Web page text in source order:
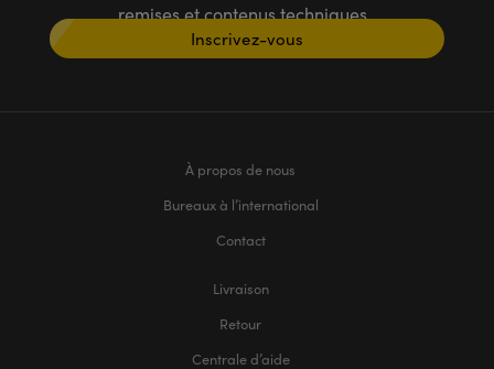
remises et contenus techniques
Inscrivez-vous
À propos de nous
Bureaux à l’international
Contact
Livraison
Retour
Centrale d’aide